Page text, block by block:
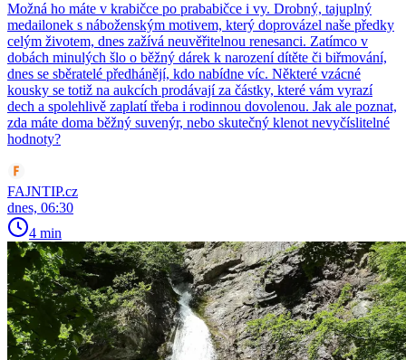
Možná ho máte v krabičce po prababičce i vy. Drobný, tajuplný
medailonek s náboženským motivem, který doprovázel naše předky
celým životem, dnes zažívá neuvěřitelnou renesanci. Zatímco v
dobách minulých šlo o běžný dárek k narození dítěte či biřmování,
dnes se sběratelé předhánějí, kdo nabídne víc. Některé vzácné
kousky se totiž na aukcích prodávají za částky, které vám vyrazí
dech a spolehlivě zaplatí třeba i rodinnou dovolenou. Jak ale poznat,
zda máte doma běžný suvenýr, nebo skutečný klenot nevyčíslitelné
hodnoty?
FAJNTIP.cz
dnes, 06:30
4 min